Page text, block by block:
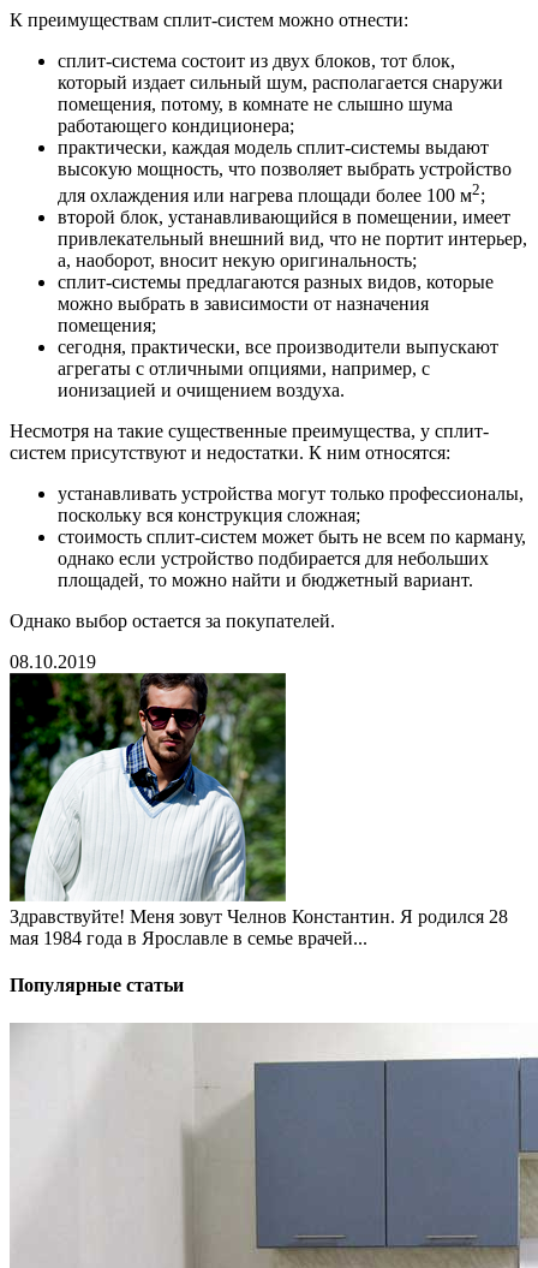
К преимуществам сплит-систем можно отнести:
сплит-система состоит из двух блоков, тот блок,
который издает сильный шум, располагается снаружи
помещения, потому, в комнате не слышно шума
работающего кондиционера;
практически, каждая модель сплит-системы выдают
высокую мощность, что позволяет выбрать устройство
для охлаждения или нагрева площади более 100 м2;
второй блок, устанавливающийся в помещении, имеет
привлекательный внешний вид, что не портит интерьер,
а, наоборот, вносит некую оригинальность;
сплит-системы предлагаются разных видов, которые
можно выбрать в зависимости от назначения
помещения;
сегодня, практически, все производители выпускают
агрегаты с отличными опциями, например, с
ионизацией и очищением воздуха.
Несмотря на такие существенные преимущества, у сплит-
систем присутствуют и недостатки. К ним относятся:
устанавливать устройства могут только профессионалы,
поскольку вся конструкция сложная;
стоимость сплит-систем может быть не всем по карману,
однако если устройство подбирается для небольших
площадей, то можно найти и бюджетный вариант.
Однако выбор остается за покупателей.
08.10.2019
Здравствуйте! Меня зовут Челнов Константин. Я родился 28
мая 1984 года в Ярославле в семье врачей...
Популярные статьи